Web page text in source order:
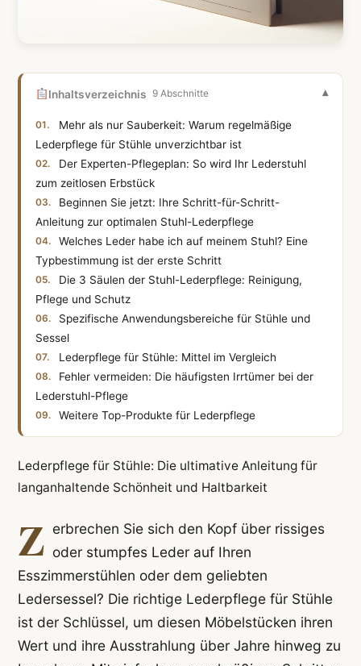
Inhaltsverzeichnis 9 Abschnitte
Mehr als nur Sauberkeit: Warum regelmäßige
Lederpflege für Stühle unverzichtbar ist
Der Experten-Pflegeplan: So wird Ihr Lederstuhl
zum zeitlosen Erbstück
Beginnen Sie jetzt: Ihre Schritt-für-Schritt-
Anleitung zur optimalen Stuhl-Lederpflege
Welches Leder habe ich auf meinem Stuhl? Eine
Typbestimmung ist der erste Schritt
Die 3 Säulen der Stuhl-Lederpflege: Reinigung,
Pflege und Schutz
Spezifische Anwendungsbereiche für Stühle und
Sessel
Lederpflege für Stühle: Mittel im Vergleich
Fehler vermeiden: Die häufigsten Irrtümer bei der
Lederstuhl-Pflege
Weitere Top-Produkte für Lederpflege
Lederpflege für Stühle: Die ultimative Anleitung für
langanhaltende Schönheit und Haltbarkeit
Z erbrechen Sie sich den Kopf über rissiges
oder stumpfes Leder auf Ihren
Esszimmerstühlen oder dem geliebten
Ledersessel? Die richtige Lederpflege für Stühle
ist der Schlüssel, um diesen Möbelstücken ihren
Wert und ihre Ausstrahlung über Jahre hinweg zu